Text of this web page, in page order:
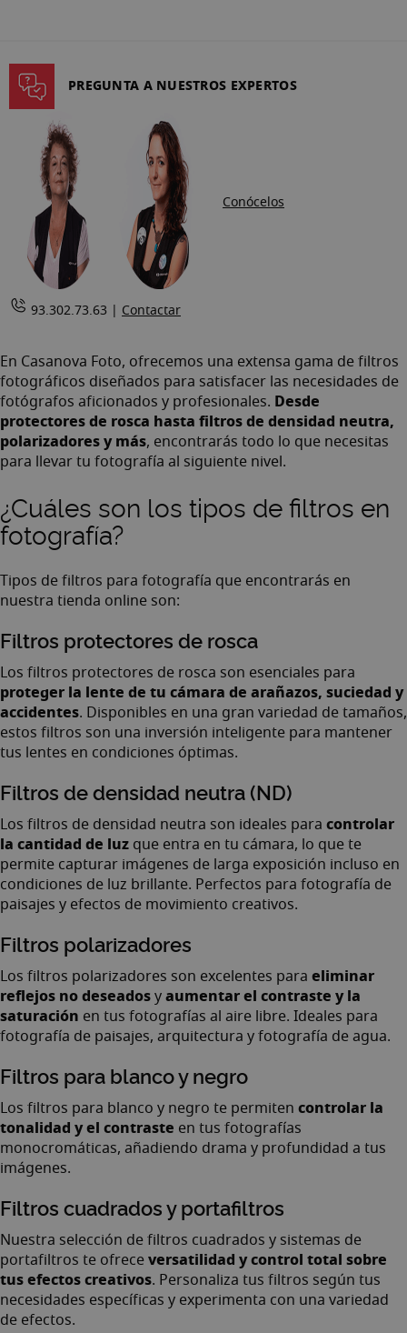
PREGUNTA A NUESTROS EXPERTOS
Conócelos
93.302.73.63 | Contactar
En Casanova Foto, ofrecemos una extensa gama de filtros
fotográficos diseñados para satisfacer las necesidades de
fotógrafos aficionados y profesionales. Desde
protectores de rosca hasta filtros de densidad neutra,
polarizadores y más, encontrarás todo lo que necesitas
para llevar tu fotografía al siguiente nivel.
¿Cuáles son los tipos de filtros en
fotografía?
Tipos de filtros para fotografía que encontrarás en
nuestra tienda online son:
Filtros protectores de rosca
Los filtros protectores de rosca son esenciales para
proteger la lente de tu cámara de arañazos, suciedad y
accidentes. Disponibles en una gran variedad de tamaños,
estos filtros son una inversión inteligente para mantener
tus lentes en condiciones óptimas.
Filtros de densidad neutra (ND)
Los filtros de densidad neutra son ideales para controlar
la cantidad de luz que entra en tu cámara, lo que te
permite capturar imágenes de larga exposición incluso en
condiciones de luz brillante. Perfectos para fotografía de
paisajes y efectos de movimiento creativos.
Filtros polarizadores
Los filtros polarizadores son excelentes para eliminar
reflejos no deseadosyaumentar el contraste y la
saturación en tus fotografías al aire libre. Ideales para
fotografía de paisajes, arquitectura y fotografía de agua.
Filtros para blanco y negro
Los filtros para blanco y negro te permiten controlar la
tonalidad y el contraste en tus fotografías
monocromáticas, añadiendo drama y profundidad a tus
imágenes.
Filtros cuadrados y portafiltros
Nuestra selección defiltros cuadrados y sistemas de
portafiltros te ofreceversatilidad y control total sobre
tus efectos creativos. Personaliza tus filtros según tus
necesidades específicas y experimenta con una variedad
de efectos.